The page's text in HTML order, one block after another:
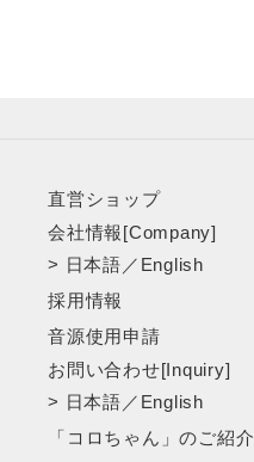
直営ショップ
会社情報[Company]
> 日本語 ／ English
採用情報
音源使用申請
お問い合わせ[Inquiry]
> 日本語 ／ English
「コロちゃん」のご紹介